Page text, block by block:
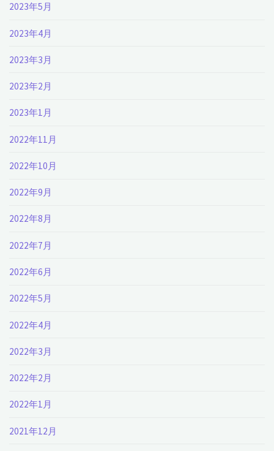
2023年5月
2023年4月
2023年3月
2023年2月
2023年1月
2022年11月
2022年10月
2022年9月
2022年8月
2022年7月
2022年6月
2022年5月
2022年4月
2022年3月
2022年2月
2022年1月
2021年12月